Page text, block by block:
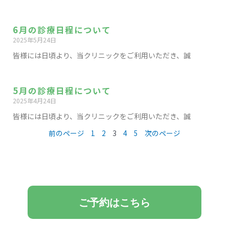
6月の診療日程について
2025年5月24日
皆様には日頃より、当クリニックをご利用いただき、誠
5月の診療日程について
2025年4月24日
皆様には日頃より、当クリニックをご利用いただき、誠
前のページ
1 2 3 4 5 次のページ
ご予約はこちら